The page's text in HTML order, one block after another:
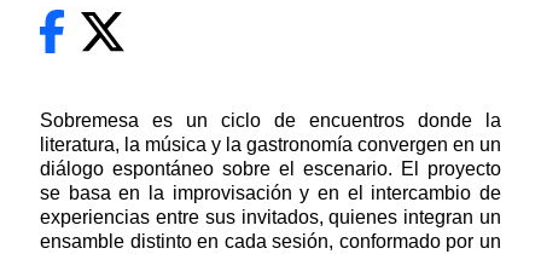
Sobremesa es un ciclo de encuentros donde la
literatura, la música y la gastronomía convergen en un
diálogo espontáneo sobre el escenario. El proyecto
se basa en la improvisación y en el intercambio de
experiencias entre sus invitados, quienes integran un
ensamble distinto en cada sesión, conformado por un